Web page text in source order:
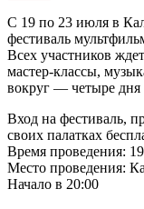
С 19 по 23 июля в
фестиваль
Всех участников
мастер-классы,
вокруг — четыре дня
Вход на фестиваль,
своих палатках
Время проведения:
Место проведения:
Начало в 20:00